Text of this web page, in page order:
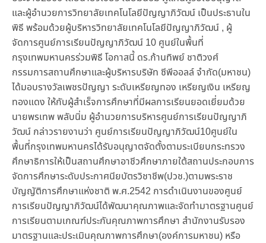
และผู้อำนวยการวิทยาลัยเทคโนโลยีปัญญาภิวัฒน์ เป็นประธานใน
พิธี พร้อมด้วยผู้บริหารวิทยาลัยเทคโนโลยีปัญญาภิวัฒน์ , ผู้
จัดการศูนย์การเรียนปัญญาภิวัฒน์ 10 ศูนย์ในพื้นที่
กรุงเทพมหานครร่วมพิธี โอกาสนี้ ดร.ก้านทิพย์ ชาติวงศ์
กรรมการสถานศึกษาและผู้บริหารบริษัท ซีพีออลล์ จำกัด(มหาชน)
ได้มอบรางวัลเพชรปัญญา ระดับเหรียญทอง เหรียญเงิน เหรียญ
ทองแดง ให้กับผู้สำเร็จการศึกษาที่มีผลการเรียนยอดเยี่ยมด้วย
นายพรเทพ พลับนิ่ม ผู้อำนวยการบริหารศูนย์การเรียนปัญญาภิ
วัฒน์ กล่าวรายงานว่า ศูนย์การเรียนปัญญาภิวัฒน์10ศูนย์ใน
พื้นที่กรุงเทพมหานครได้รับอนุญาตจัดตั้งตามระเบียบกระทรวง
ศึกษาธิการให้เป็นสถานศึกษาอาชีวศึกษาภายใต้สถานประกอบการ
จัดการศึกษาระดับประกาศนียบัตรวิชาชีพ(ปวช.)ตามพระราช
บัญญัติการศึกษาแห่งชาติ พ.ศ.2542 การดำเนินงานของศูนย์
การเรียนปัญญาภิวัฒน์ได้พัฒนาคุณภาพและจัดทำมาตรฐานศูนย์
การเรียนตามเกณฑ์ประกันคุณภาพการศึกษา สำนักงานรับรอง
มาตรฐานและประเมินคุณภาพการศึกษา(องค์การมหาชน) หรือ